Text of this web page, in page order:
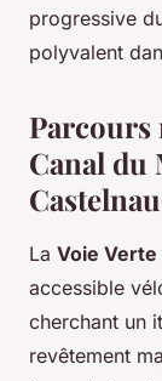
progressive
polyvalent
Parcours
Canal du
La Voie Verte
accessible
cherchant un
revêtement